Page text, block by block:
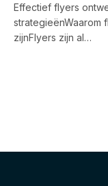
Effectief flyers
strategieënWaarom
zijnFlyers zijn al…